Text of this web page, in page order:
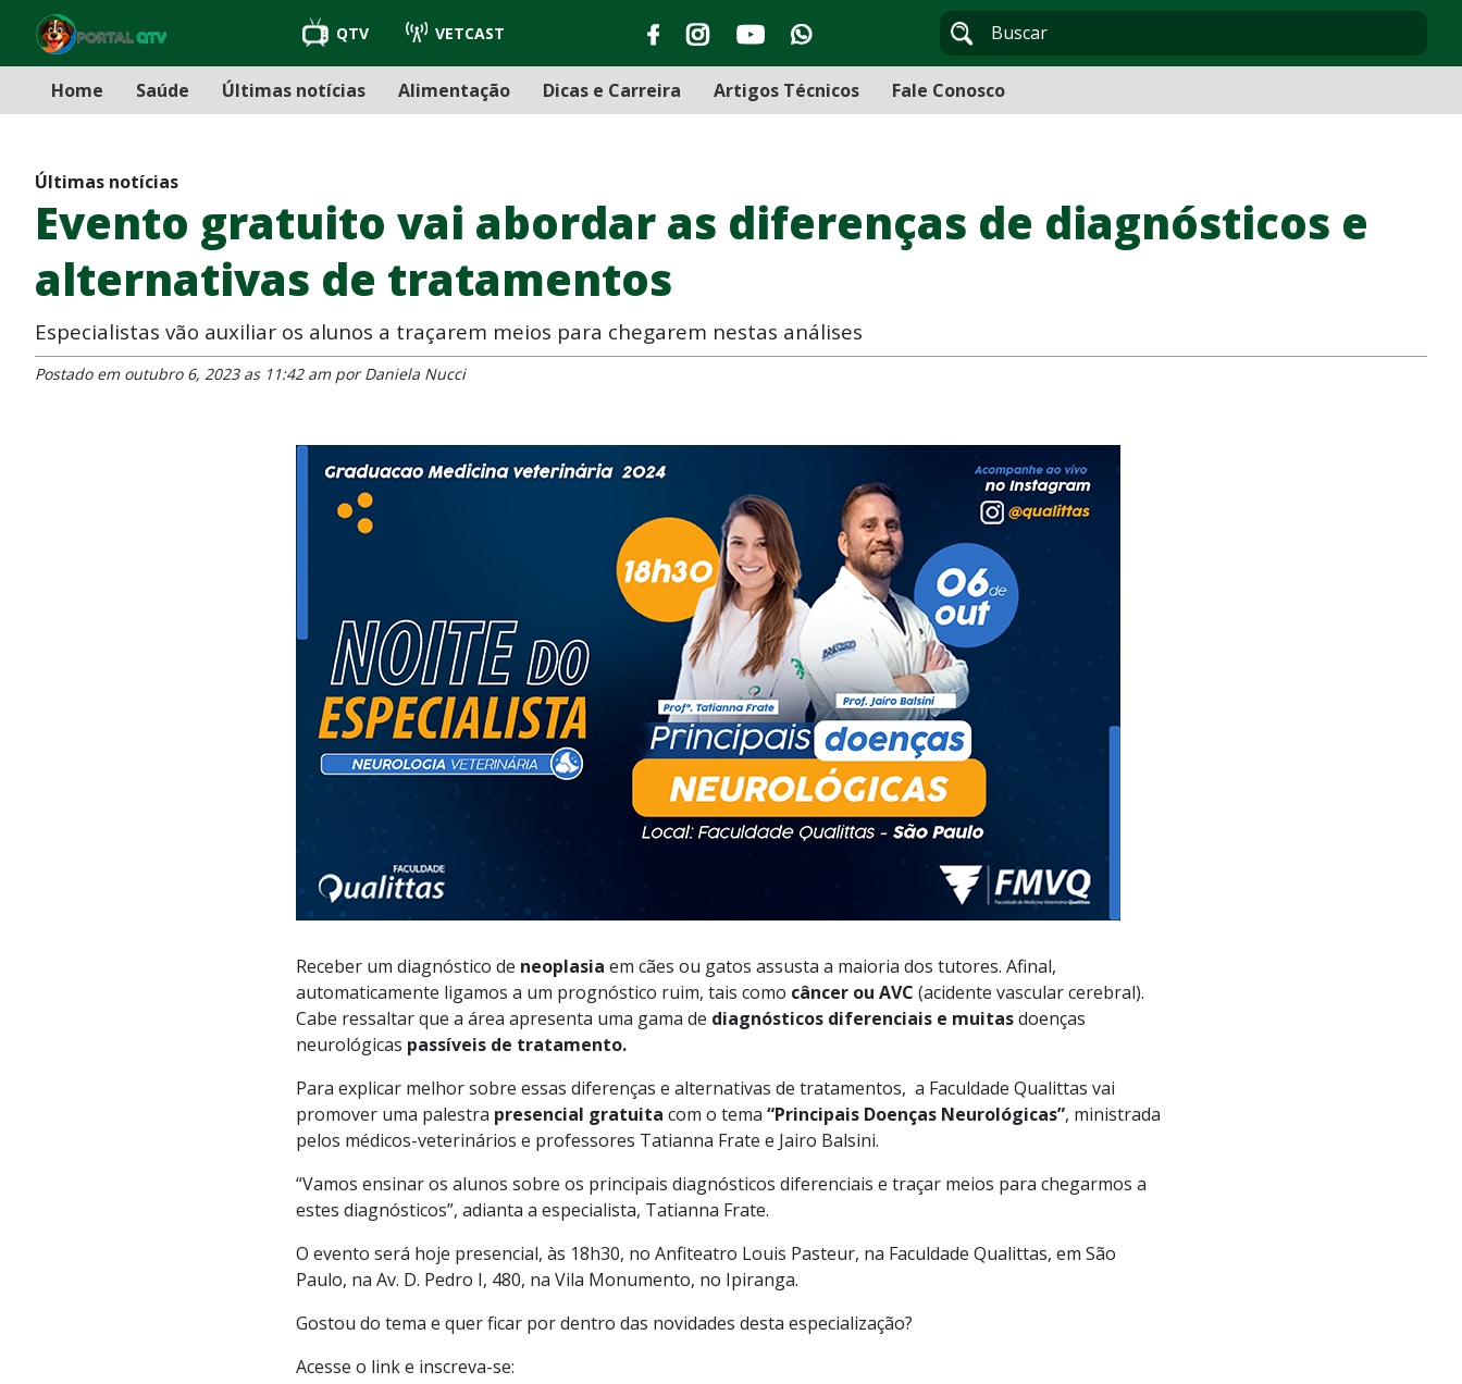
QTV VETCAST
Home Saúde Últimas notícias Alimentação Dicas e Carreira Artigos Técnicos Fale Conosco
Últimas notícias
Evento gratuito vai abordar as diferenças de diagnósticos e
alternativas de tratamentos
Especialistas vão auxiliar os alunos a traçarem meios para chegarem nestas análises
Postado em outubro 6, 2023 as 11:42 am por Daniela Nucci
Receber um diagnóstico de neoplasia em cães ou gatos assusta a maioria dos tutores. Afinal,
automaticamente ligamos a um prognóstico ruim, tais como câncer ou AVC (acidente vascular cerebral).
Cabe ressaltar que a área apresenta uma gama de diagnósticos diferenciais e muitasdoenças
neurológicas passíveis de tratamento.
Para explicar melhor sobre essas diferenças e alternativas de tratamentos, a Faculdade Qualittas vai
promover uma palestra presencial gratuita com o tema “Principais Doenças Neurológicas”, ministrada
pelos médicos-veterinários e professores Tatianna Frate e Jairo Balsini.
“Vamos ensinar os alunos sobre os principais diagnósticos diferenciais e traçar meios para chegarmos a
estes diagnósticos”, adianta a especialista, Tatianna Frate.
O evento será hoje presencial, às 18h30, no Anfiteatro Louis Pasteur, na Faculdade Qualittas, em São
Paulo, na Av. D. Pedro I, 480, na Vila Monumento, no Ipiranga.
Gostou do tema e quer ficar por dentro das novidades desta especialização?
Acesse o link e inscreva-se: